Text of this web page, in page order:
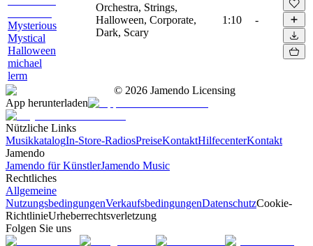
Mysterious
Mystical
Halloween
michael
lerm
Orchestra, Strings,
Halloween, Corporate,
Dark, Scary
1:10 -
© 2026 Jamendo Licensing
App herunterladen
Nützliche Links
MusikkatalogIn-Store-RadiosPreiseKontaktHilfecenterKontakt
Jamendo
Jamendo für KünstlerJamendo Music
Rechtliches
Allgemeine
NutzungsbedingungenVerkaufsbedingungenDatenschutzCookie-
RichtlinieUrheberrechtsverletzung
Folgen Sie uns